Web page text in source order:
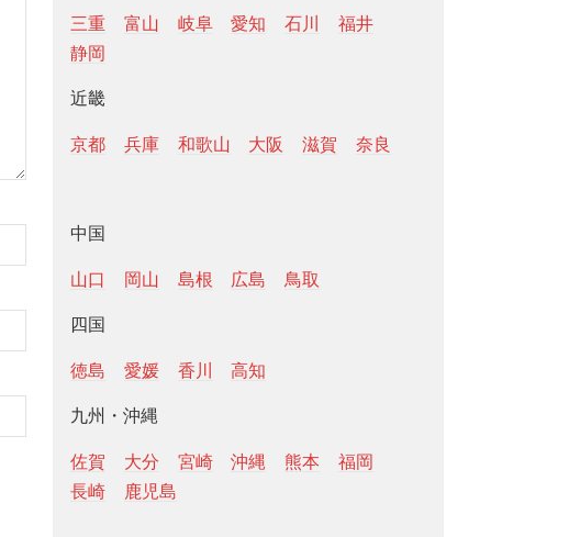
三重 富山 岐阜 愛知 石川
福井
静岡
近畿
京都 兵庫 和歌山 大阪 滋賀 奈良
中国
山口 岡山 島根 広島 鳥取
四国
徳島 愛媛 香川 高知
九州・沖縄
佐賀 大分 宮崎 沖縄 熊本
福岡
長崎
鹿児島